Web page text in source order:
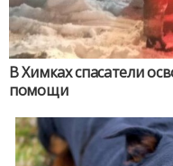
В Химках спасатели
помощи